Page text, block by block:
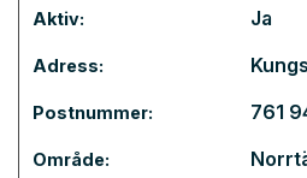
Aktiv: Ja
Adress:
Postnummer: 761
Område: